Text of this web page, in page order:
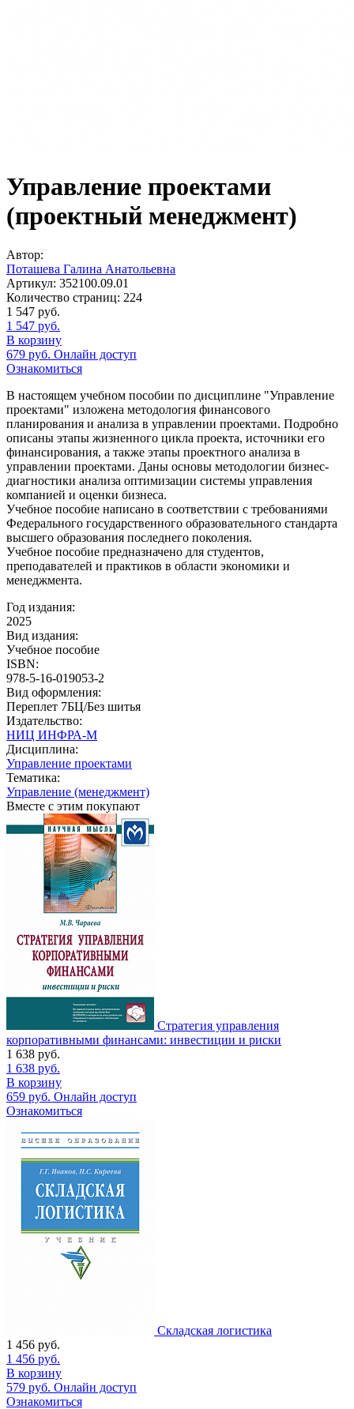
Управление проектами
(проектный менеджмент)
Автор:
Поташева Галина Анатольевна
Артикул: 352100.09.01
Количество страниц: 224
1 547 руб.
1 547 руб.
В корзину
679 руб. Онлайн доступ
Ознакомиться
В настоящем учебном пособии по дисциплине "Управление
проектами" изложена методология финансового
планирования и анализа в управлении проектами. Подробно
описаны этапы жизненного цикла проекта, источники его
финансирования, а также этапы проектного анализа в
управлении проектами. Даны основы методологии бизнес-
диагностики анализа оптимизации системы управления
компанией и оценки бизнеса.
Учебное пособие написано в соответствии с требованиями
Федерального государственного образовательного стандарта
высшего образования последнего поколения.
Учебное пособие предназначено для студентов,
преподавателей и практиков в области экономики и
менеджмента.
Год издания:
2025
Вид издания:
Учебное пособие
ISBN:
978-5-16-019053-2
Вид оформления:
Переплет 7БЦ/Без шитья
Издательство:
НИЦ ИНФРА-М
Дисциплина:
Управление проектами
Тематика:
Управление (менеджмент)
Вместе с этим покупают
Стратегия управления
корпоративными финансами: инвестиции и риски
1 638 руб.
1 638 руб.
В корзину
659 руб. Онлайн доступ
Ознакомиться
Складская логистика
1 456 руб.
1 456 руб.
В корзину
579 руб. Онлайн доступ
Ознакомиться